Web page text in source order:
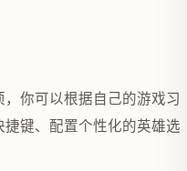
你可以根据自己的游戏习
键、配置个性化的英雄选